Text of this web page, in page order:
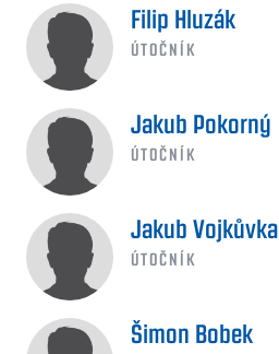
Filip Hluzák
ÚTOČNÍK
Jakub Pokorný
ÚTOČNÍK
Jakub Vojkůvka
ÚTOČNÍK
Šimon Bobek